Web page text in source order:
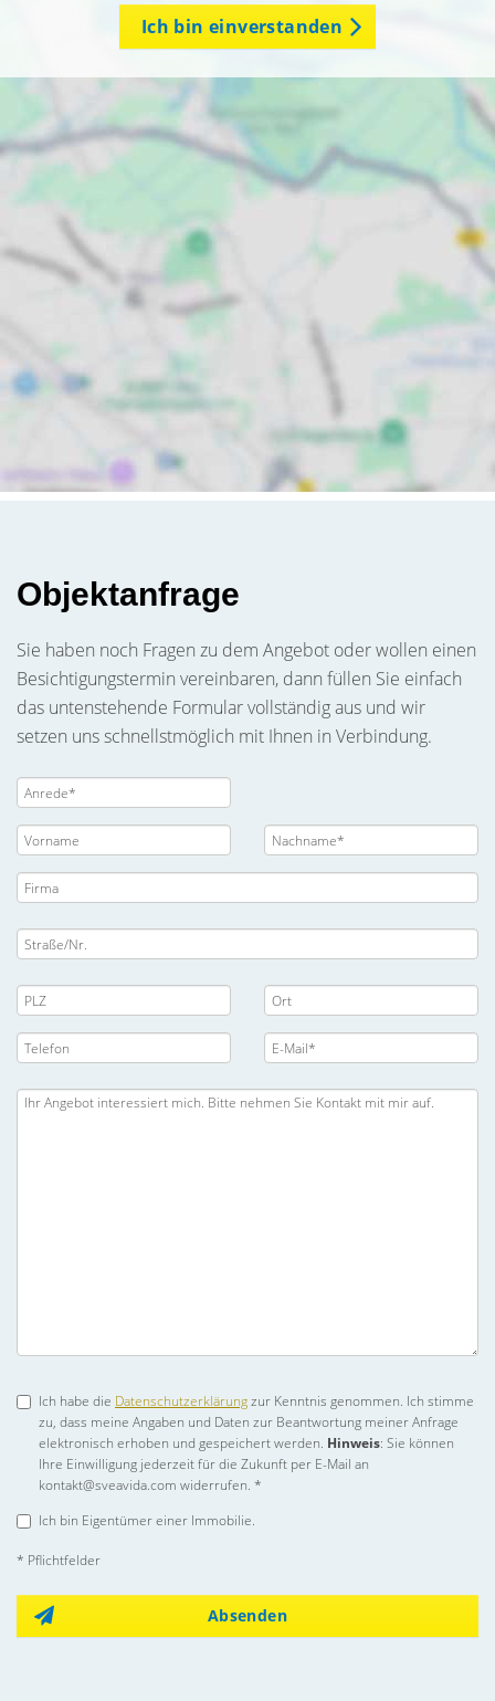
Ich bin einverstanden
Objektanfrage
Sie haben noch Fragen zu dem Angebot oder wollen einen
Besichtigungstermin vereinbaren, dann füllen Sie einfach
das untenstehende Formular vollständig aus und wir
setzen uns schnellstmöglich mit Ihnen in Verbindung.
Ich habe die Datenschutzerklärungzur Kenntnis genommen. Ich stimme
zu, dass meine Angaben und Daten zur Beantwortung meiner Anfrage
elektronisch erhoben und gespeichert werden. Hinweis: Sie können
Ihre Einwilligung jederzeit für die Zukunft per E-Mail an
kontakt@sveavida.com widerrufen. *
Ich bin Eigentümer einer Immobilie.
* Pflichtfelder
Absenden